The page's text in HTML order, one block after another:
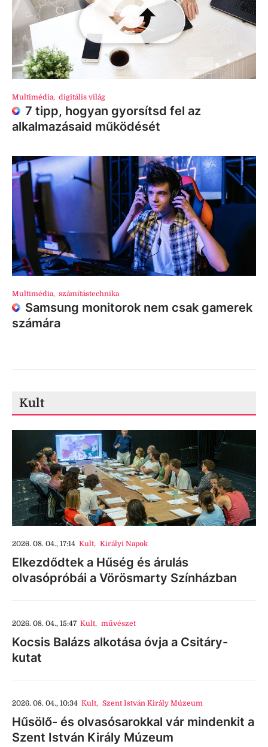
Multimédia, digitális világ
7 tipp, hogyan gyorsítsd fel az
alkalmazásaid működését
Multimédia, számítástechnika
Samsung monitorok nem csak gamerek
számára
Kult
2026. 08. 04., 17:14 Kult, Királyi Napok
Elkezdődtek a Hűség és árulás
olvasópróbái a Vörösmarty Színházban
2026. 08. 04., 15:47 Kult, művészet
Kocsis Balázs alkotása óvja a Csitáry-
kutat
2026. 08. 04., 10:34 Kult, Szent István Király Múzeum
Hűsölő- és olvasósarokkal vár mindenkit a
Szent István Király Múzeum